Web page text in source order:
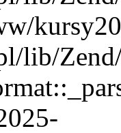
lib/